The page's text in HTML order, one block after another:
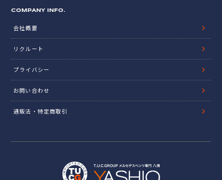
COMPANY INFO.
会社概要
リクルート
プライバシー
お問い合わせ
通販法・特定商取引